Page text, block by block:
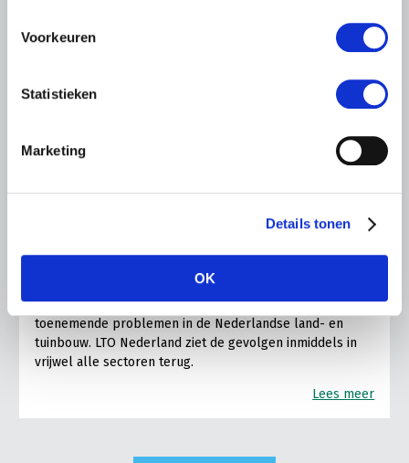
Voorkeuren
Statistieken
Marketing
Details tonen
OK
BELANGRIJKE INFORMATIE
Droogte raakt vrijwel alle land- en
tuinbouwsectoren
De aanhoudende droogte en hitte zorgen voor
toenemende problemen in de Nederlandse land- en
tuinbouw. LTO Nederland ziet de gevolgen inmiddels in
vrijwel alle sectoren terug.
Lees meer